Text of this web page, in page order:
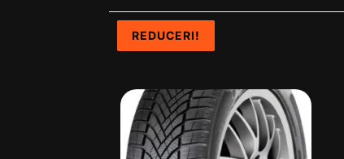
REDUCERI!
REDUCERI!
REDUCERI!
REDUCERI!